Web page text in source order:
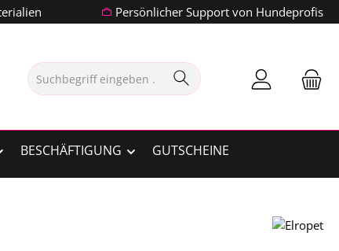
Persönlicher Support von Hundeprofis
BESCHÄFTIGUNG GUTSCHEINE